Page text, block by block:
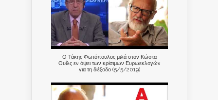
Ο Τάκης Φωτόπουλος μιλά στον Κώστα
Ουίλς εν όψει των κρίσιμων Ευρωεκλογών
για τη διέξοδο (5/5/2019)